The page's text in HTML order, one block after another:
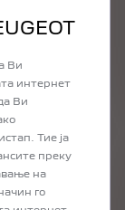
SUIVANT
Ви
интернет
Ви
Тие ја
преку
на
го